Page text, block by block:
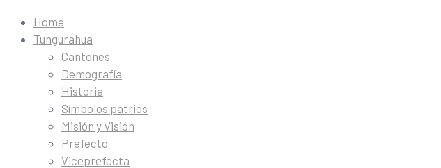
Home
Tungurahua
Cantones
Demografía
Historia
Símbolos patrios
Misión y Visión
Prefecto
Viceprefecta